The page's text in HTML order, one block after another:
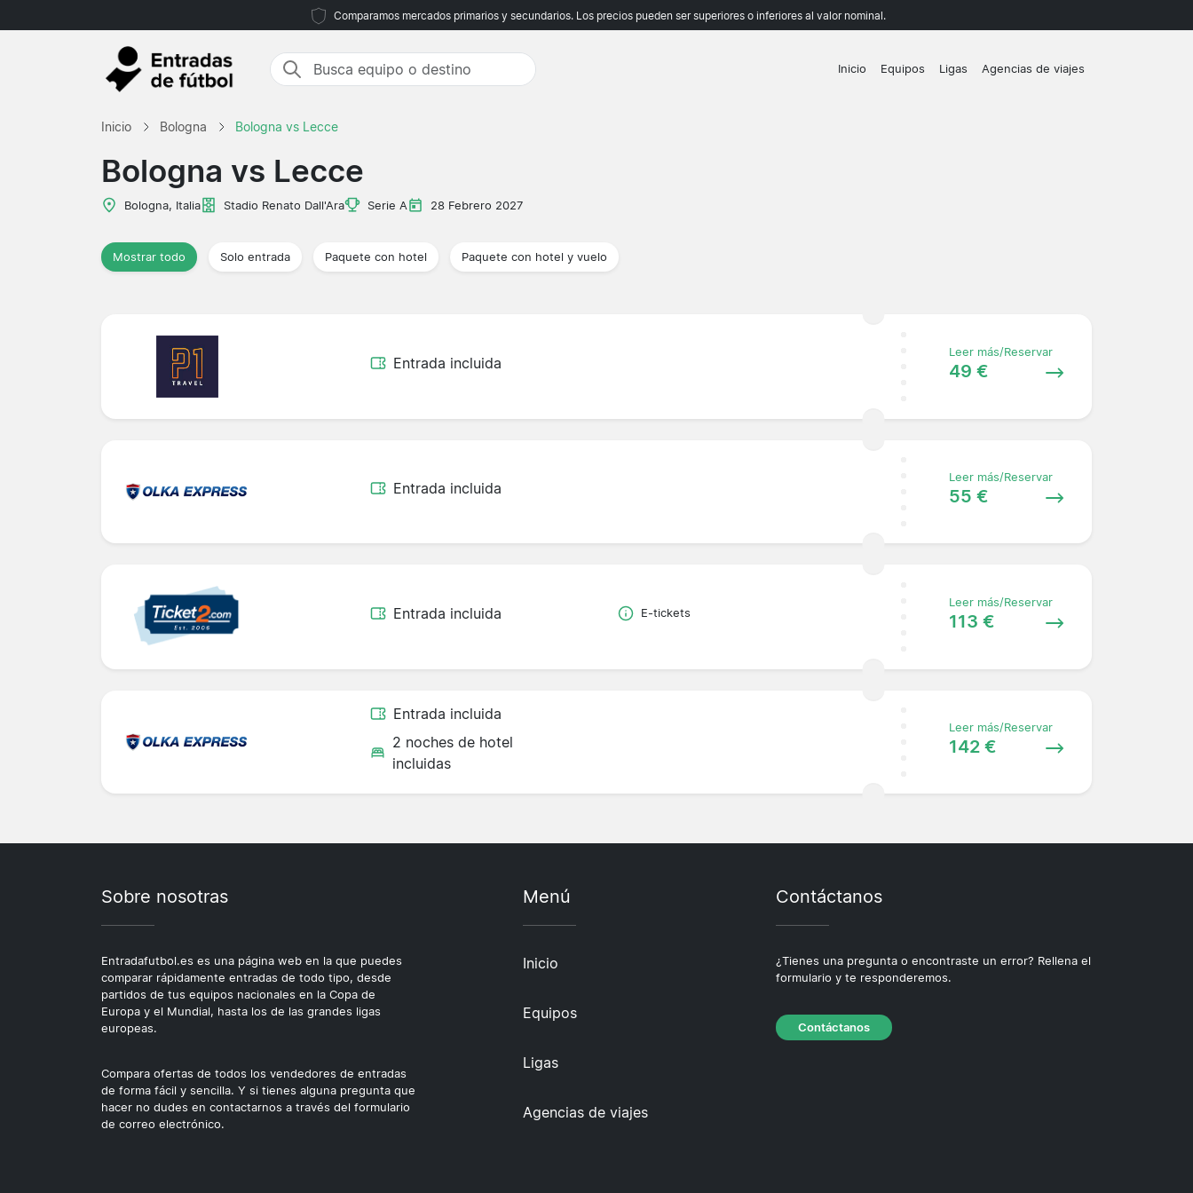
Comparamos mercados primarios y secundarios. Los precios pueden ser superiores o inferiores al valor nominal.
Inicio Equipos Ligas Agencias de viajes
Inicio Bologna Bologna vs Lecce
Bologna vs Lecce
Bologna, Italia Stadio Renato Dall'Ara Serie A 28 Febrero 2027
Mostrar todo Solo entrada Paquete con hotel Paquete con hotel y vuelo
Entrada incluida
Leer más/Reservar
49 €
Entrada incluida
Leer más/Reservar
55 €
Entrada incluida E-tickets
Leer más/Reservar
113 €
Entrada incluida
2 noches de hotel
incluidas
Leer más/Reservar
142 €
Sobre nosotras
Entradafutbol.es es una página web en la que puedes
comparar rápidamente entradas de todo tipo, desde
partidos de tus equipos nacionales en la Copa de
Europa y el Mundial, hasta los de las grandes ligas
europeas.
Compara ofertas de todos los vendedores de entradas
de forma fácil y sencilla. Y si tienes alguna pregunta que
hacer no dudes en contactarnos a través del formulario
de correo electrónico.
Menú
Inicio
Equipos
Ligas
Agencias de viajes
Contáctanos
¿Tienes una pregunta o encontraste un error? Rellena el
formulario y te responderemos.
Contáctanos